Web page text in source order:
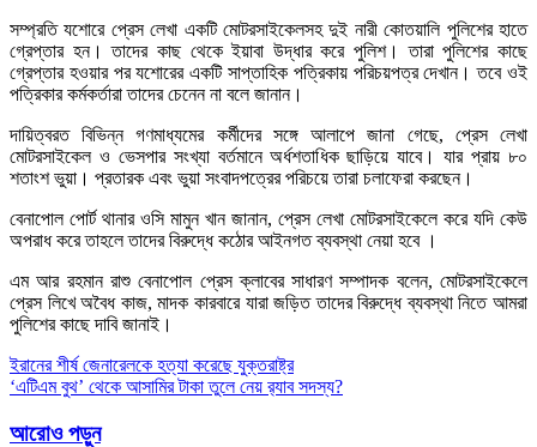
সম্প্রতি যশোরে প্রেস লেখা একটি মোটরসাইকেলসহ দুই নারী কোতয়ালি পুলিশের হাতে
গ্রেপ্তার হন। তাদের কাছ থেকে ইয়াবা উদ্ধার করে পুলিশ। তারা পুলিশের কাছে
গ্রেপ্তার হওয়ার পর যশোরের একটি সাপ্তাহিক পত্রিকায় পরিচয়পত্র দেখান। তবে ওই
পত্রিকার কর্মকর্তারা তাদের চেনেন না বলে জানান।
দায়িত্বরত বিভিন্ন গণমাধ্যমের কর্মীদের সঙ্গে আলাপে জানা গেছে, প্রেস লেখা
মোটরসাইকেল ও ভেসপার সংখ্যা বর্তমানে অর্ধশতাধিক ছাড়িয়ে যাবে। যার প্রায় ৮০
শতাংশ ভুয়া। প্রতারক এবং ভুয়া সংবাদপত্রের পরিচয়ে তারা চলাফেরা করছেন।
বেনাপোল পোর্ট থানার ওসি মামুন খান জানান, প্রেস লেখা মোটরসাইকেলে করে যদি কেউ
অপরাধ করে তাহলে তাদের বিরুদ্ধে কঠোর আইনগত ব্যবস্থা নেয়া হবে ।
এম আর রহমান রাশু বেনাপোল প্রেস ক্লাবের সাধারণ সম্পাদক বলেন, মোটরসাইকেলে
প্রেস লিখে অবৈধ কাজ, মাদক কারবারে যারা জড়িত তাদের বিরুদ্ধে ব্যবস্থা নিতে আমরা
পুলিশের কাছে দাবি জানাই।
Post
navigation
ইরানের শীর্ষ জেনারেলকে হত্যা করেছে যুক্তরাষ্ট্র
‘এটিএম বুথ’ থেকে আসামির টাকা তুলে নেয় র‌্যাব সদস্য?
আরোও পড়ুন